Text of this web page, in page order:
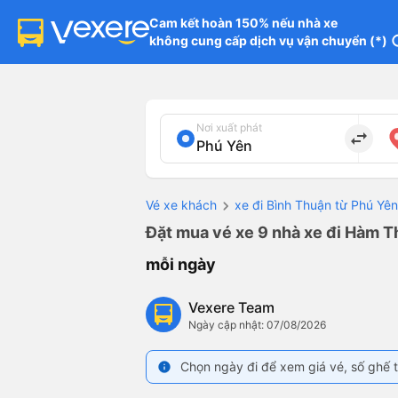
Cam kết hoàn 150% nếu nhà xe
không cung cấp dịch vụ vận chuyển (*)
Nơi xuất phát
import_export
Vé xe khách xe đi Bình Thuận từ Phú Yên
Đặt mua vé xe 9 nhà xe đi Hàm
mỗi ngày
Vexere Team
Ngày cập nhật: 07/08/2026
info Chọn ngày đi để xem giá vé, số